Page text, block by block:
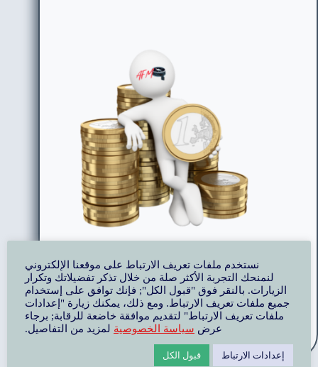
Yasser Sultan - CEO
اقرأ المزيد
نستخدم ملفات تعريف الارتباط على موقعنا الإلكتروني
لنمنحك التجربة الأكثر صلة من خلال تذكر تفضيلاتك وتكرار
الزيارات. بالنقر فوق "قبول الكل"; فإنك توافق على إستخدام
جميع ملفات تعريف الارتباط. ومع ذلك، يمكنك زيارة "إعدادات
ملفات تعريف الارتباط" لتقديم موافقة خاضعة للرقابة; برجاء
عرض سياسة الخصوصية لمزيد من التفاصيل.
إعدادات الارتباط قبول الكل